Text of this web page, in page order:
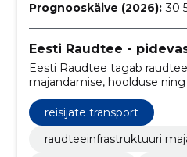
Prognooskäive (2026): 30
Eesti Raudtee -
Eesti Raudtee tagab
majandamise, hoolduse
liikluskorralduse.
reisijate transport
raudteeinfrastruktuuri